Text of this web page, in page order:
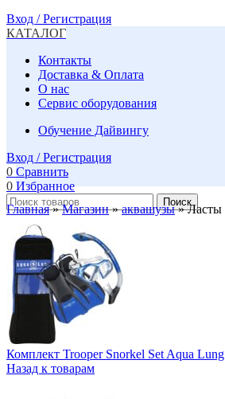
Вход / Регистрация
КАТАЛОГ
Контакты
Доставка & Оплата
О нас
Сервис оборудования
Обучение Дайвингу
Вход / Регистрация
0 Сравнить
0 Избранное
Поиск
Главная»Магазин»аквашузы»Ласты
Комплект Trooper Snorkel Set Aqua Lung
Назад к товарам